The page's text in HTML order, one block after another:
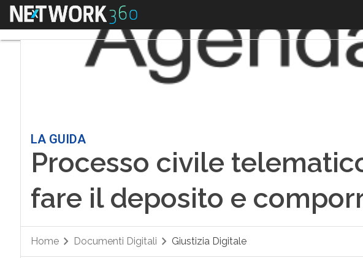
Menu
LA GUIDA
Processo civile
fare il deposito e
Home Documenti Digitali Giustizia Digitale